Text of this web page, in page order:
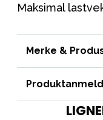
Maksimal
Merke &